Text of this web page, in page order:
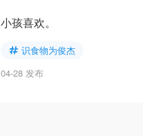
小孩喜欢。
识食物为俊杰
04-28 发布